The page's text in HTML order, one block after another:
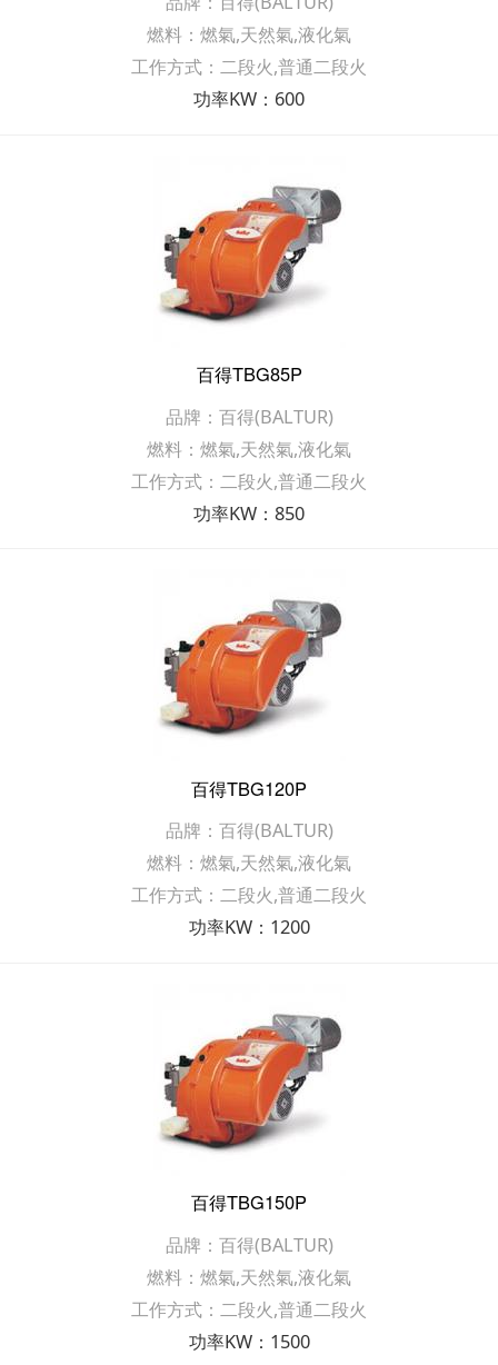
燃料：燃氣,天然氣,液化氣
工作方式：二段火,普通二段火
功率KW：600
百得TBG85P
品牌：百得(BALTUR)
燃料：燃氣,天然氣,液化氣
工作方式：二段火,普通二段火
功率KW：850
百得TBG120P
品牌：百得(BALTUR)
燃料：燃氣,天然氣,液化氣
工作方式：二段火,普通二段火
功率KW：1200
百得TBG150P
品牌：百得(BALTUR)
燃料：燃氣,天然氣,液化氣
工作方式：二段火,普通二段火
功率KW：1500